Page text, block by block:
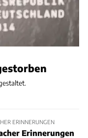
ERINNERUNGEN
Erinnerungen